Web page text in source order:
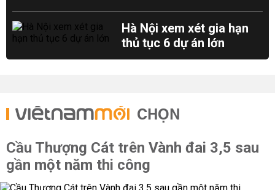
Hà Nội xem xét gia hạn
thủ tục 6 dự án lớn
CHỌN
Cầu Thượng Cát trên Vành đai 3,5 sau
gần một năm thi công